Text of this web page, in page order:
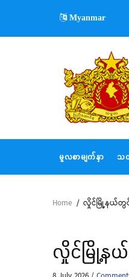
main
Myanmar
MAIN
NAVIGATION
မူလစာမျက်နှာ သ
Breadcrumb
Home / လှိုင်မြို့နယ်တွင်
လှိုင်မြို့နယ်